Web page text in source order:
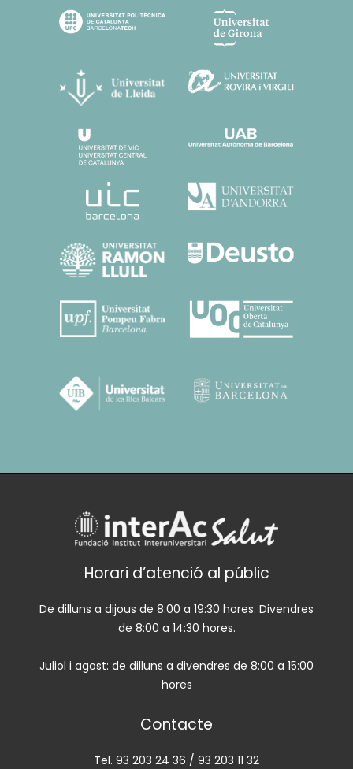
Horari d’atenció al públic
De dilluns a dijous de 8:00 a 19:30 hores. Divendres
de 8:00 a 14:30 hores.
Juliol i agost: de dilluns a divendres de 8:00 a 15:00
hores
Contacte
Tel. 93 203 24 36 / 93 203 11 32